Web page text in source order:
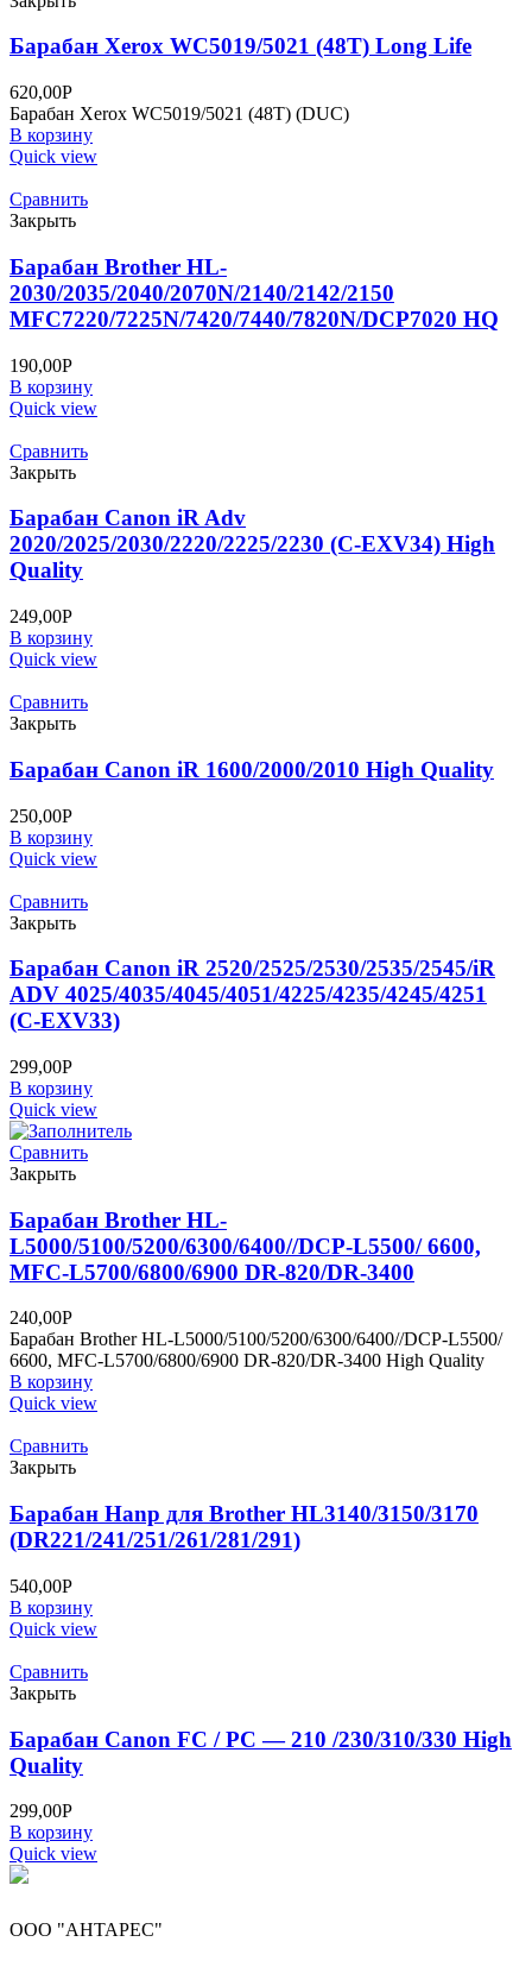
Барабан Xerox WC5019/5021 (48T) Long Life
620,00Р
Барабан Xerox WC5019/5021 (48T) (DUC)
В корзину
Quick view
Сравнить
Закрыть
Барабан Brother HL-
2030/2035/2040/2070N/2140/2142/2150
MFC7220/7225N/7420/7440/7820N/DCP7020 HQ
190,00Р
В корзину
Quick view
Сравнить
Закрыть
Барабан Canon iR Adv
2020/2025/2030/2220/2225/2230 (C-EXV34) High
Quality
249,00Р
В корзину
Quick view
Сравнить
Закрыть
Барабан Canon iR 1600/2000/2010 High Quality
250,00Р
В корзину
Quick view
Сравнить
Закрыть
Барабан Canon iR 2520/2525/2530/2535/2545/iR
ADV 4025/4035/4045/4051/4225/4235/4245/4251
(C-EXV33)
299,00Р
В корзину
Quick view
Сравнить
Закрыть
Барабан Brother HL-
L5000/5100/5200/6300/6400//DCP-L5500/ 6600,
MFC-L5700/6800/6900 DR-820/DR-3400
240,00Р
Барабан Brother HL-L5000/5100/5200/6300/6400//DCP-L5500/
6600, MFC-L5700/6800/6900 DR-820/DR-3400 High Quality
В корзину
Quick view
Сравнить
Закрыть
Барабан Hanp для Brother HL3140/3150/3170
(DR221/241/251/261/281/291)
540,00Р
В корзину
Quick view
Сравнить
Закрыть
Барабан Canon FC / PC — 210 /230/310/330 High
Quality
299,00Р
В корзину
Quick view
ООО "АНТАРЕС"